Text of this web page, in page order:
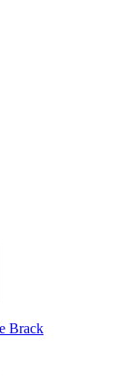
Brack